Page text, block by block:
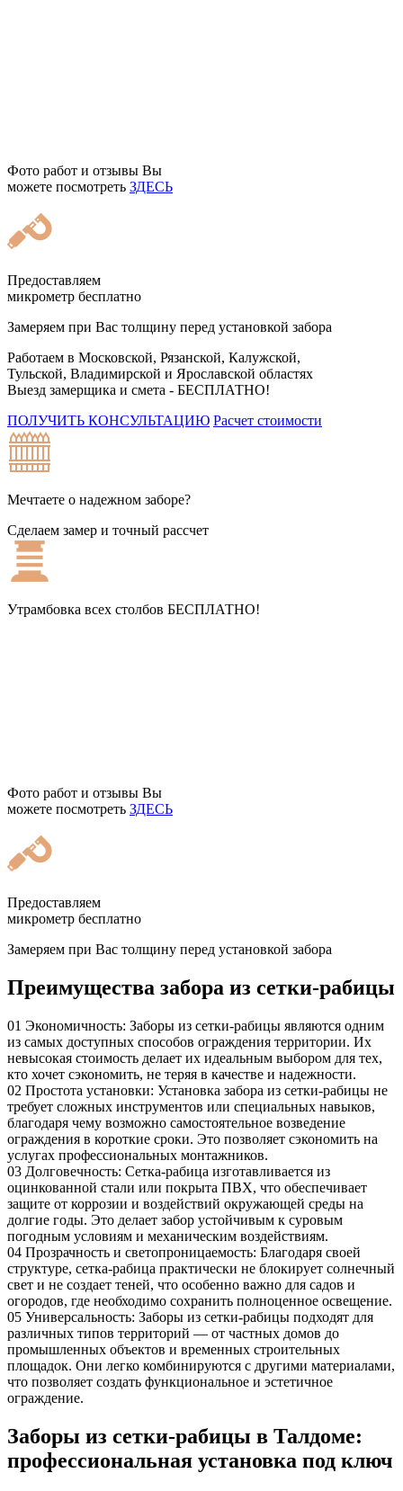
Фото работ и отзывы Вы
можете посмотреть ЗДЕСЬ
Предоставляем
микрометр бесплатно
Замеряем при Вас толщину перед установкой забора
Работаем в Московской, Рязанской, Калужской,
Тульской, Владимирской и Ярославской областях
Выезд замерщика и смета - БЕСПЛАТНО!
ПОЛУЧИТЬ КОНСУЛЬТАЦИЮ Расчет стоимости
Мечтаете о надежном заборе?
Сделаем замер и точный рассчет
Утрамбовка всех столбов БЕСПЛАТНО!
Фото работ и отзывы Вы
можете посмотреть ЗДЕСЬ
Предоставляем
микрометр бесплатно
Замеряем при Вас толщину перед установкой забора
Преимущества забора из сетки-рабицы
01 Экономичность: Заборы из сетки-рабицы являются одним
из самых доступных способов ограждения территории. Их
невысокая стоимость делает их идеальным выбором для тех,
кто хочет сэкономить, не теряя в качестве и надежности.
02 Простота установки: Установка забора из сетки-рабицы не
требует сложных инструментов или специальных навыков,
благодаря чему возможно самостоятельное возведение
ограждения в короткие сроки. Это позволяет сэкономить на
услугах профессиональных монтажников.
03 Долговечность: Сетка-рабица изготавливается из
оцинкованной стали или покрыта ПВХ, что обеспечивает
защите от коррозии и воздействий окружающей среды на
долгие годы. Это делает забор устойчивым к суровым
погодным условиям и механическим воздействиям.
04 Прозрачность и светопроницаемость: Благодаря своей
структуре, сетка-рабица практически не блокирует солнечный
свет и не создает теней, что особенно важно для садов и
огородов, где необходимо сохранить полноценное освещение.
05 Универсальность: Заборы из сетки-рабицы подходят для
различных типов территорий — от частных домов до
промышленных объектов и временных строительных
площадок. Они легко комбинируются с другими материалами,
что позволяет создать функциональное и эстетичное
ограждение.
Заборы из сетки-рабицы в Талдоме:
профессиональная установка под ключ